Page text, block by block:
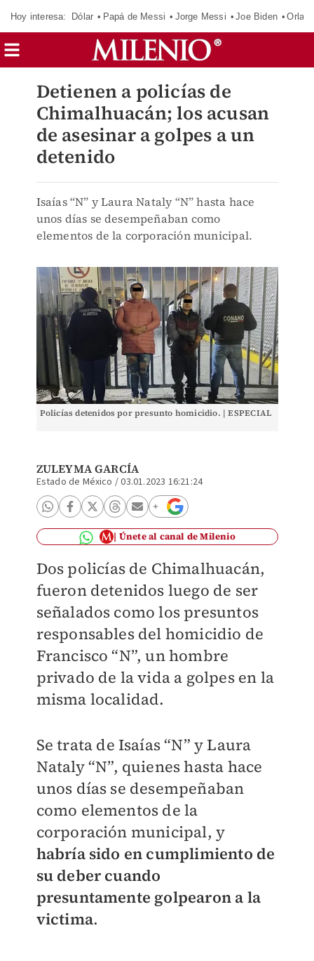
Hoy interesa: Dólar Papá de Messi Jorge Messi Joe Biden
Detienen a policías de
Chimalhuacán; los acusan
de asesinar a golpes a un
detenido
Isaías “N” y Laura Nataly “N” hasta hace
unos días se desempeñaban como
elementos de la corporación municipal.
Policías detenidos por presunto homicidio. | ESPECIAL
ZULEYMA GARCÍA
Estado de México /03.01.2023 16:21:24
Únete al canal de Milenio
Dos policías de Chimalhuacán,
fueron detenidos luego de ser
señalados como los presuntos
responsables del homicidio de
Francisco “N”, un hombre
privado de la vida a golpes en la
misma localidad.
Se trata de Isaías “N” y Laura
Nataly “N”, quienes hasta hace
unos días se desempeñaban
como elementos de la
corporación municipal, y
habría sido en cumplimiento de
su deber cuando
presuntamente golpearon a la
victima.